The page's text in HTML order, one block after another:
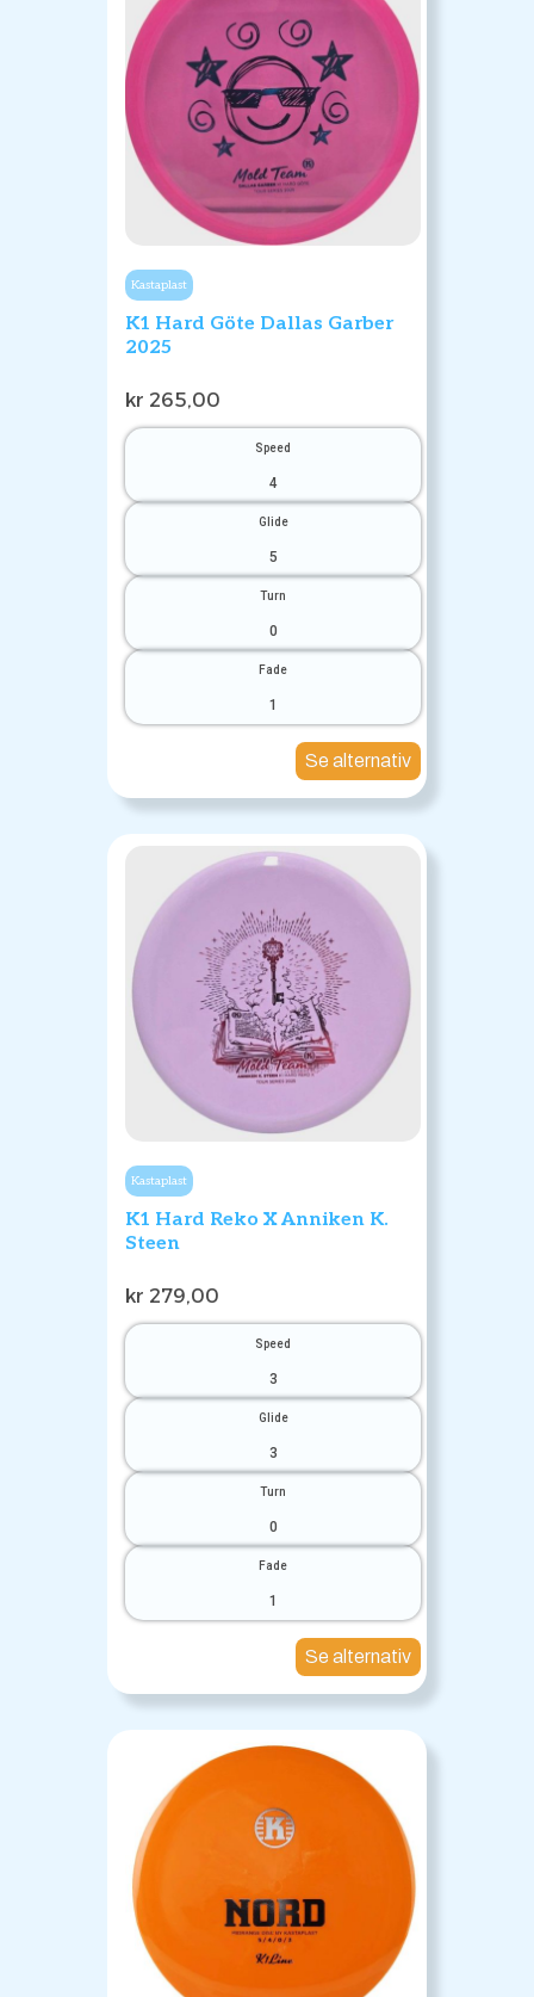
Kastaplast
K1 Hard Göte Dallas Garber
2025
kr 265,00
Speed
4
Glide
5
Turn
0
Fade
1
Se alternativ
Kastaplast
K1 Hard Reko X Anniken K.
Steen
kr 279,00
Speed
3
Glide
3
Turn
0
Fade
1
Se alternativ